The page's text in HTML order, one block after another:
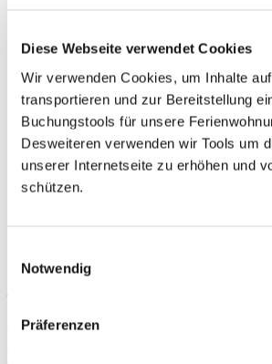
Diese Webseite verwendet Cookies
Wir verwenden Cookies, um Inhalte
transportieren und zur Bereitstellung
Buchungstools für unsere
Desweiteren verwenden wir Tools um
unserer Internetseite zu erhöhen und
schützen.
Notwendig
Präferenzen
Rustikale 2 Zi.-
Balkon (Nr.15)
Bildergalerie